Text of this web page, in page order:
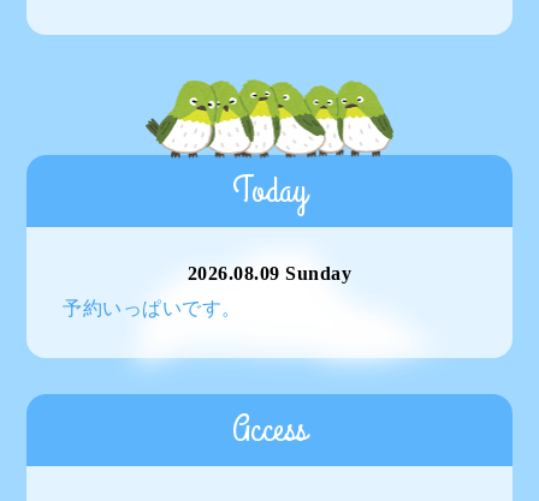
Today
2026.08.09 Sunday
予約いっぱいです。
Access